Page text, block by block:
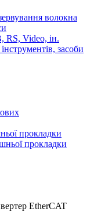
волокна
RS, Video, ін.
засоби
прокладки
прокладки
EtherCAT